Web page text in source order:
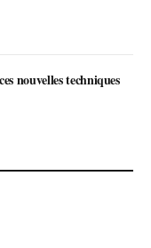
nouvelles techniques